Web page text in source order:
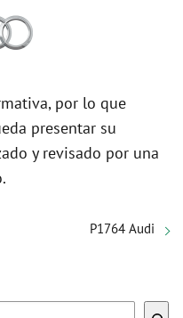
por lo que
presentar su
y revisado por una
P1764 Audi